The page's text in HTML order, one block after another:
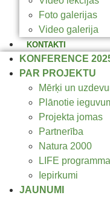
Foto galerijas
Video galerija
KONTAKTI
KONFERENCE
PAR PROJEKTU
Mērķi un
Plānotie
Projekta jomas
Partnerība
Natura 2000
LIFE programma
Iepirkumi
JAUNUMI